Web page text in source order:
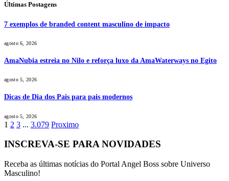
Últimas Postagens
7 exemplos de branded content masculino de impacto
agosto 6, 2026
AmaNubia estreia no Nilo e reforça luxo da AmaWaterways no Egito
agosto 5, 2026
Dicas de Dia dos Pais para pais modernos
agosto 5, 2026
1 2 3 ... 3.079 Proximo
INSCREVA-SE PARA NOVIDADES
Receba as últimas notícias do Portal Angel Boss sobre Universo
Masculino!